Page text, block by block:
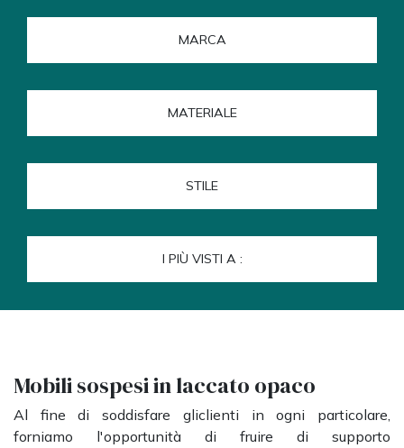
MARCA
MATERIALE
STILE
I PIÙ VISTI A :
Mobili sospesi in laccato opaco
Al fine di soddisfare gliclienti in ogni particolare,
forniamo l'opportunità di fruire di supporto